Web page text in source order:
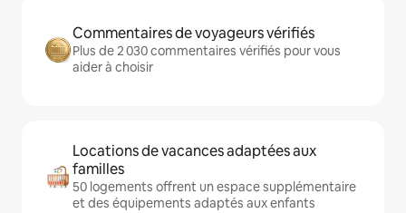
Commentaires de voyageurs vérifiés
Plus de 2 030 commentaires vérifiés pour vous
aider à choisir
Locations de vacances adaptées aux
familles
50 logements offrent un espace supplémentaire
et des équipements adaptés aux enfants